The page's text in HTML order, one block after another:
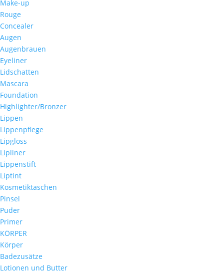
Make-up
Rouge
Concealer
Augen
Augenbrauen
Eyeliner
Lidschatten
Mascara
Foundation
Highlighter/Bronzer
Lippen
Lippenpflege
Lipgloss
Lipliner
Lippenstift
Liptint
Kosmetiktaschen
Pinsel
Puder
Primer
KÖRPER
Körper
Badezusätze
Lotionen und Butter